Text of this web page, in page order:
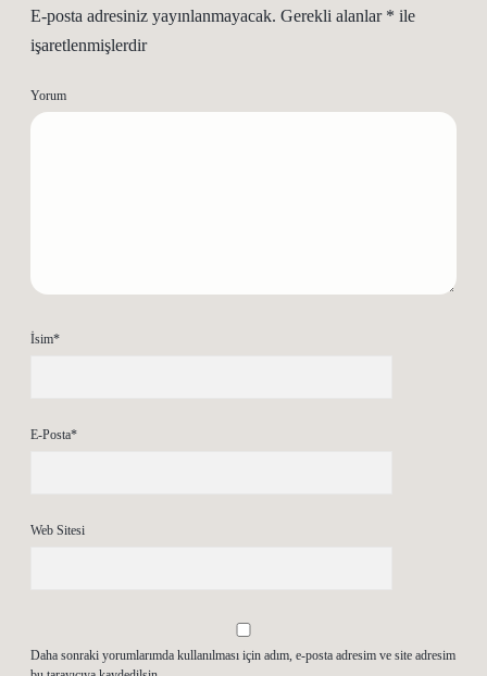
E-posta adresiniz yayınlanmayacak. Gerekli alanlar * ile
işaretlenmişlerdir
Yorum
İsim*
E-Posta*
Web Sitesi
Daha sonraki yorumlarımda kullanılması için adım, e-posta adresim ve site adresim